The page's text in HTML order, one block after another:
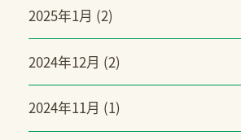
2025年1月 (2)
2024年12月 (2)
2024年11月 (1)